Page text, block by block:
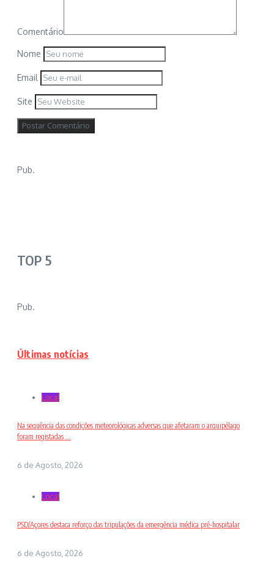
Comentário
Nome
Email
Site
Pub.
TOP 5
Pub.
Últimas notícias
Local
Na sequência das condições meteorológicas adversas que afetaram o arquipélago
foram registadas ...
6 de Agosto, 2026
Local
PSD/Açores destaca reforço das tripulações da emergência médica pré-hospitalar
6 de Agosto, 2026